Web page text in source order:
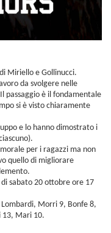
Miriello e Gollinucci.
da svolgere nelle
passaggio è il fondamentale
si è visto chiaramente
e lo hanno dimostrato i
per i ragazzi ma non
quello di migliorare
sabato 20 ottobre ore 17
Morri 9, Bonfe 8,
13, Mari 10.